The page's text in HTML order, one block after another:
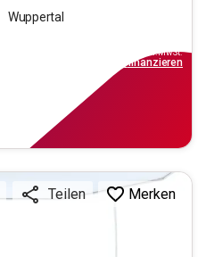
Wuppertal
inkl.MwSt.
finanzieren
Teilen Merken